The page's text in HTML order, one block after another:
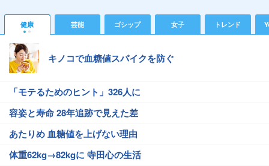
健康 芸能 ゴシップ 女子 トレンド
キノコで血糖値スパイクを防ぐ
「モテるためのヒント」326人に
容姿と寿命 28年追跡で見えた差
あたりめ 血糖値を上げない理由
体重62kg→82kgに 寺田心の生活